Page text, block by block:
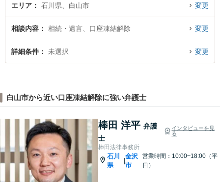
エリア 石川県、白山市 変更
相談内容 相続・遺言、口座凍結解除 変更
詳細条件 未選択 変更
白山市から近い口座凍結解除に強い弁護士
棒田 洋平 弁護
士
インタビューを見
る
棒田法律事務所
石川
県
|
金沢
市
営業時間：10:00~18:00（平
日）